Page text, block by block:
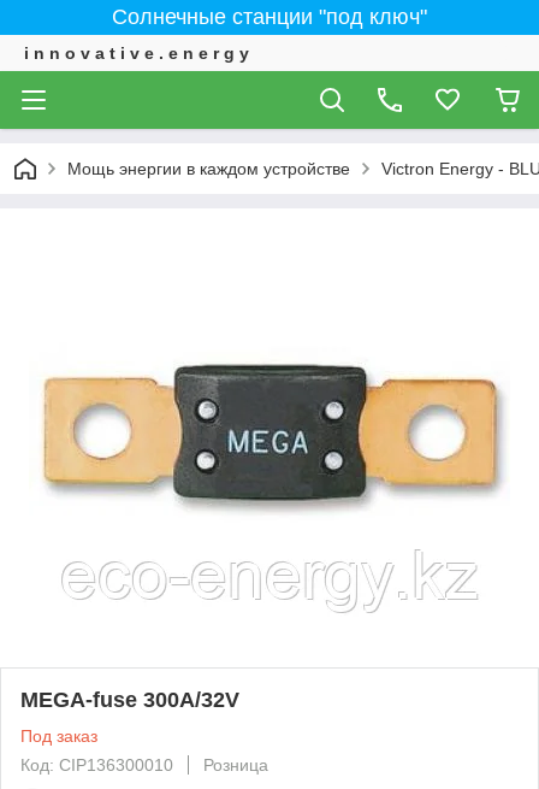
Солнечные станции "под ключ"
i n n o v a t i v e . e n e r g y
Мощь энергии в каждом устройстве Victron Energy -
MEGA-fuse 300A/32V
Под заказ
Код: CIP136300010
Розница